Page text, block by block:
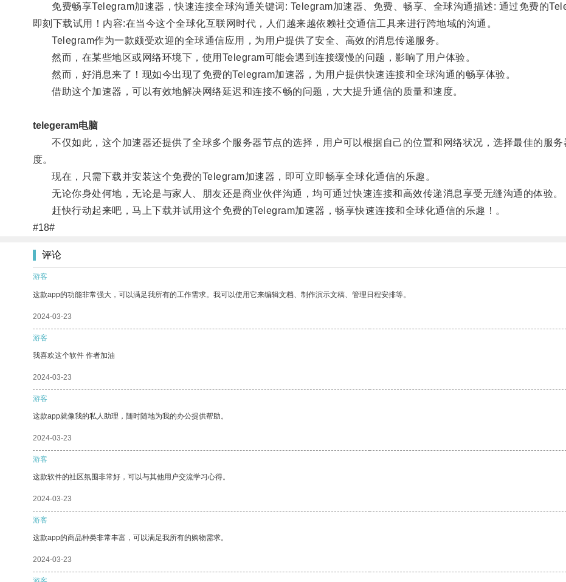
免费畅享Telegram加速器，快速连接全球沟通关键词: Telegram加速器、免费、畅享、全球沟通描述: 通过免费的
即刻下载试用！内容:在当今这个全球化互联网时代，人们越来越依赖社交通信工具来进行跨地域的沟通。
Telegram作为一款颇受欢迎的全球通信应用，为用户提供了安全、高效的消息传递服务。
然而，在某些地区或网络环境下，使用Telegram可能会遇到连接缓慢的问题，影响了用户体验。
然而，好消息来了！现如今出现了免费的Telegram加速器，为用户提供快速连接和全球沟通的畅享体验。
借助这个加速器，可以有效地解决网络延迟和连接不畅的问题，大大提升通信的质量和速度。
telegeram电脑
不仅如此，这个加速器还提供了全球多个服务器节点的选择，用户可以根据自己的位置和网络状况，选择最佳的服务
度。
现在，只需下载并安装这个免费的Telegram加速器，即可立即畅享全球化通信的乐趣。
无论你身处何地，无论是与家人、朋友还是商业伙伴沟通，均可通过快速连接和高效传递消息享受无缝沟通的体验。
赶快行动起来吧，马上下载并试用这个免费的Telegram加速器，畅享快速连接和全球化通信的乐趣！。
#18#
评论
游客
这款app的功能非常强大，可以满足我所有的工作需求。我可以使用它来编辑文档、制作演示文稿、管理日程安排等。
2024-03-23
游客
我喜欢这个软件 作者加油
2024-03-23
游客
这款app就像我的私人助理，随时随地为我的办公提供帮助。
2024-03-23
游客
这款软件的社区氛围非常好，可以与其他用户交流学习心得。
2024-03-23
游客
这款app的商品种类非常丰富，可以满足我所有的购物需求。
2024-03-23